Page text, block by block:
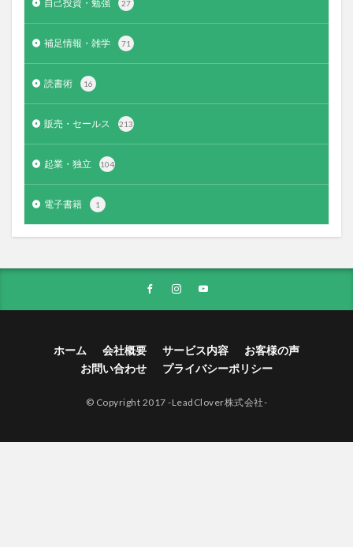
自己投資・勉強 27
補足情報・雑学 71
読書術 16
販売・セールス 213
起業・独立 104
電子書籍 1
ホーム 会社概要 サービス内容
お客様の声
お問い合わせ
プライバシーポリシー
© Copyright 2017 -LeadClover株式会社-